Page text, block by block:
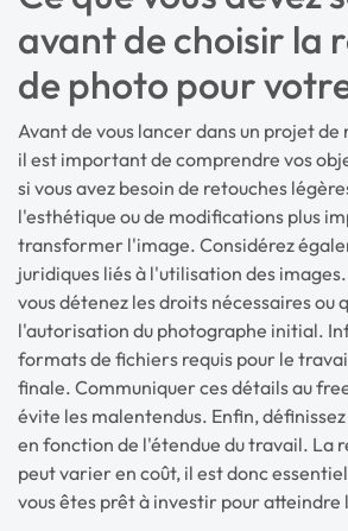
avant de choisir la
de photo pour
Avant de vous lancer dans un projet
il est important de comprendre vos
si vous avez besoin de retouches
l'esthétique ou de modifications plus
transformer l'image. Considérez
juridiques liés à l'utilisation des
vous détenez les droits nécessaires ou
l'autorisation du photographe initial.
formats de fichiers requis pour le
finale. Communiquer ces détails au
évite les malentendus. Enfin,
en fonction de l'étendue du travail. La
peut varier en coût, il est donc
vous êtes prêt à investir pour atteindre